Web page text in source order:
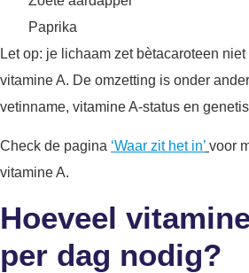
Paprika
Let op: je lichaam zet bètacaroteen
vitamine A. De omzetting is onder
vetinname, vitamine A-status en
Check de pagina ‘Waar zit het in’ voor
vitamine A.
Hoeveel
per dag nodig?